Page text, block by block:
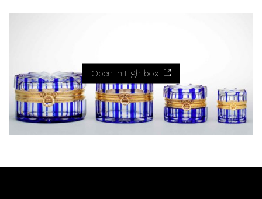
Open in Lightbox